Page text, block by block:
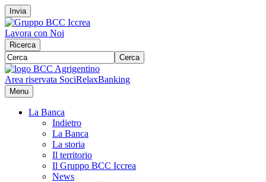
Invia
Lavora con Noi
Ricerca
Cerca
Area riservata SociRelaxBanking
Menu
La Banca
Indietro
La Banca
La storia
Il territorio
Il Gruppo BCC Iccrea
News